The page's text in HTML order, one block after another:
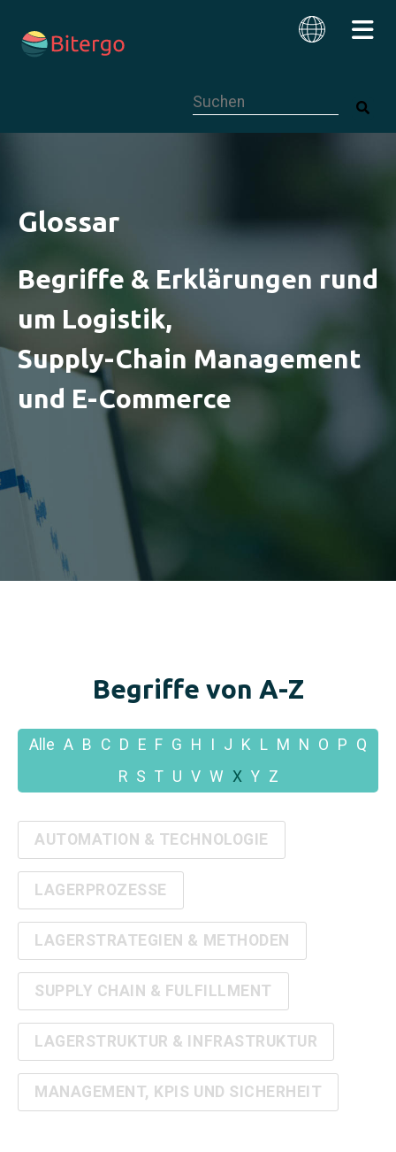
Glossar
Begriffe & Erklärungen rund
um Logistik,
Supply-Chain Management
und E-Commerce
Begriffe von A-Z
Alle A B C D E F G H J K L M N O P Q
R S T U V W X Y Z
AUTOMATION & TECHNOLOGIE
LAGERPROZESSE
LAGERSTRATEGIEN & METHODEN
SUPPLY CHAIN & FULFILLMENT
LAGERSTRUKTUR & INFRASTRUKTUR
MANAGEMENT, KPIS UND SICHERHEIT